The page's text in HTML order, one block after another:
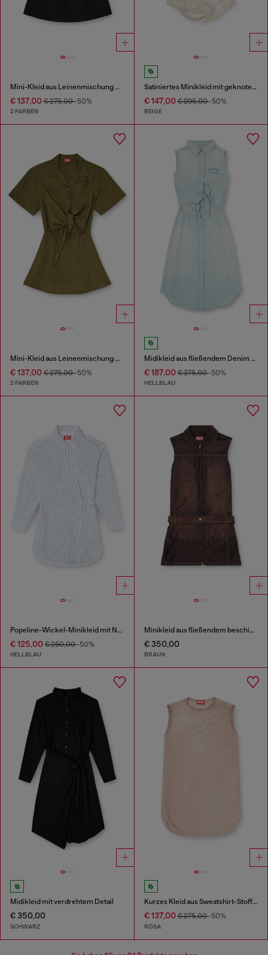
Mini-Kleid aus Leinenmischung mit Taillenknoten
€ 137,00 € 275,00-50%
2 FARBEN
Satiniertes Minikleid mit geknotetem Oberteil
€ 147,00€ 295,00-50%
BEIGE
Mini-Kleid aus Leinenmischung mit Taillenknoten
€ 137,00 € 275,00-50%
2 FARBEN
Midikleid aus fließendem Denim mit Schmutzeffekt
€ 187,00€ 375,00-50%
HELLBLAU
Popeline-Wickel-Minikleid mit Nadelstreifen
€ 125,00 € 250,00-50%
HELLBLAU
Minikleid aus fließendem beschichtetem Denim
€ 350,00
BRAUN
Midikleid mit verdrehtem Detail
€ 350,00
SCHWARZ
Kurzes Kleid aus Sweatshirt-Stoff mit Dévoré-Effekt
€ 137,00€ 275,00-50%
ROSA